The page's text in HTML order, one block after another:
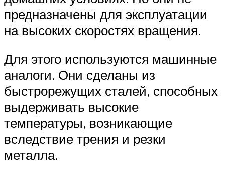
предназначены для эксплуатации
на высоких скоростях вращения.
Для этого используются машинные
аналоги. Они сделаны из
быстрорежущих сталей, способных
выдерживать высокие
температуры, возникающие
вследствие трения и резки
металла.